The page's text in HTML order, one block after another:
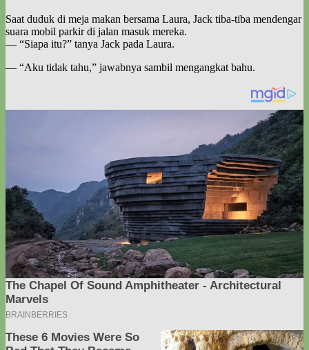
Saat duduk di meja makan bersama Laura, Jack tiba-tiba mendengar
suara mobil parkir di jalan masuk mereka.
— “Siapa itu?” tanya Jack pada Laura.
— “Aku tidak tahu,” jawabnya sambil mengangkat bahu.